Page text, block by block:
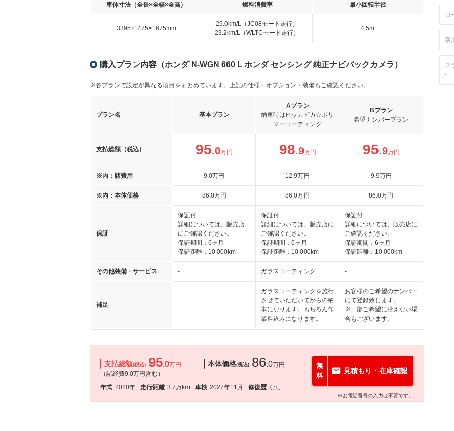
車体寸法（全長×全幅×全高） 燃料消費率 最小回転半径
3395×1475×1675mm
29.0km/L（JC08モード走行）
23.2km/L（WLTCモード走行）
4.5m
購入プラン内容（ホンダ N-WGN 660 L ホンダ センシング 純正ナビバックカメラ）
※各プランで設定が異なる項目をまとめています。上記の仕様・オプション・装備もご確認ください。
プラン名 基本プラン
Aプラン
納車時はピッカピカ☆ポリ
マーコーティング
Bプラン
希望ナンバープラン
支払総額（税込） 95.0万円 98.9万円 95.9万円
※内：諸費用 9.0万円 12.9万円 9.9万円
※内：本体価格 86.0万円 86.0万円 86.0万円
保証
保証付
詳細については、販売店
にご確認ください。
保証期間：6ヶ月
保証距離：10,000km
保証付
詳細については、販売店に
ご確認ください。
保証期間：6ヶ月
保証距離：10,000km
保証付
詳細については、販売店に
ご確認ください。
保証期間：6ヶ月
保証距離：10,000km
その他装備・サービス - ガラスコーティング -
補足 -
ガラスコーティングを施行
させていただいてからの納
車になります。もちろん作
業料込みになります。
お客様のご希望のナンバー
にて登録致します。
※一部ご希望に沿えない場
合もございます。
支払総額(税込) 95.0万円
（諸経費9.0万円含む）
本体価格(税込) 86.0万円
年式 2020年 走行距離 3.7万km 車検 2027年11月 修復歴 なし
無
料
見積もり・在庫確認
※お電話番号の入力は不要です。
ロ
寒
ス
-